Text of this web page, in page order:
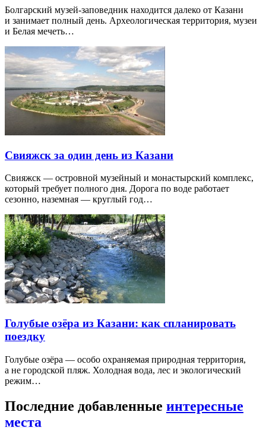
Болгарский музей-заповедник находится далеко от Казани
и занимает полный день. Археологическая территория, музеи
и Белая мечеть…
Свияжск за один день из Казани
Свияжск — островной музейный и монастырский комплекс,
который требует полного дня. Дорога по воде работает
сезонно, наземная — круглый год…
Голубые озёра из Казани: как спланировать
поездку
Голубые озёра — особо охраняемая природная территория,
а не городской пляж. Холодная вода, лес и экологический
режим…
Последние добавленные интересные
места